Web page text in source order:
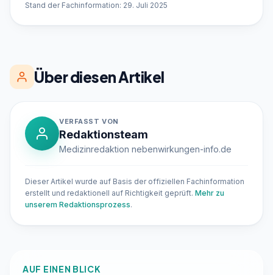
Stand der Fachinformation: 29. Juli 2025
Über diesen Artikel
VERFASST VON
Redaktionsteam
Medizinredaktion nebenwirkungen-info.de
Dieser Artikel wurde auf Basis der offiziellen Fachinformation
erstellt und redaktionell auf Richtigkeit geprüft. Mehr zu
unserem Redaktionsprozess.
AUF EINEN BLICK